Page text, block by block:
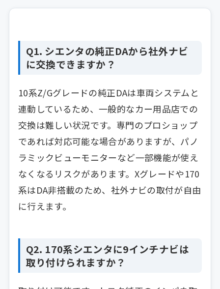
Q1. シエンタの純正DAから社外ナビ
に交換できますか？
10系Z/Gグレードの純正DAは車両システムと
連動しているため、一般的なカー用品店での
交換は難しい状況です。専門のプロショップ
であれば対応可能な場合がありますが、パノ
ラミックビューモニターなど一部機能が使え
なくなるリスクがあります。Xグレードや170
系はDA非搭載のため、社外ナビの取付が自由
に行えます。
Q2. 170系シエンタに9インチナビは
取り付けられますか？